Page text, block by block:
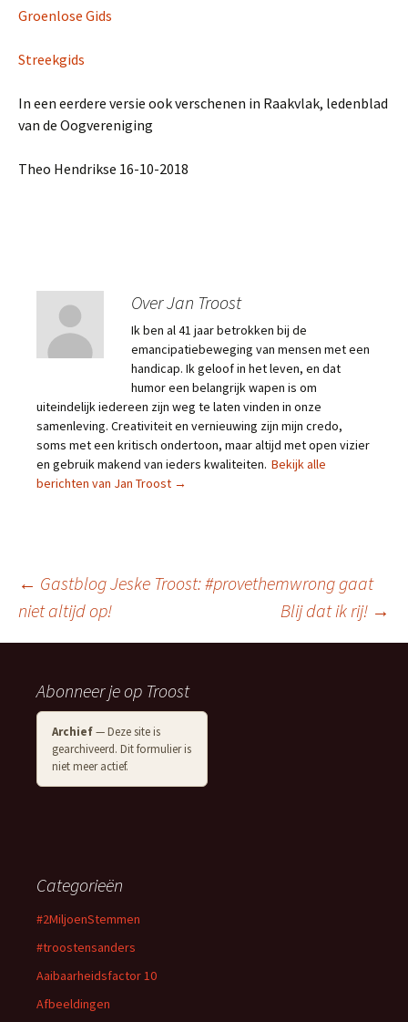
Groenlose Gids
Streekgids
In een eerdere versie ook verschenen in Raakvlak, ledenblad
van de Oogvereniging
Theo Hendrikse 16-10-2018
Over Jan Troost
Ik ben al 41 jaar betrokken bij de
emancipatiebeweging van mensen met een
handicap. Ik geloof in het leven, en dat
humor een belangrijk wapen is om
uiteindelijk iedereen zijn weg te laten vinden in onze
samenleving. Creativiteit en vernieuwing zijn mijn credo,
soms met een kritisch ondertoon, maar altijd met open vizier
en gebruik makend van ieders kwaliteiten. Bekijk alle
berichten van Jan Troost →
Berichtnavigatie
← Gastblog Jeske Troost: #provethemwrong gaat
niet altijd op!
Blij dat ik rij! →
Abonneer je op Troost
Archief— Deze site is
gearchiveerd. Dit formulier is
niet meer actief.
Categorieën
#2MiljoenStemmen
#troostensanders
Aaibaarheidsfactor 10
Afbeeldingen